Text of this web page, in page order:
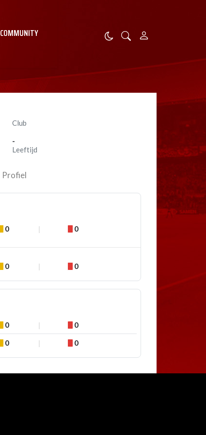
COMMUNITY
Club
-
Leeftijd
Profiel
0 0
0 0
0 0
0 0